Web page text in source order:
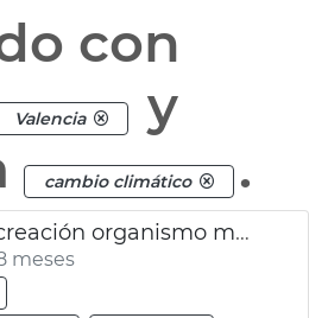
con
Valencia
y
cambio climático .
Pleno aprueba creación organismo municipal València Sostenible
meses